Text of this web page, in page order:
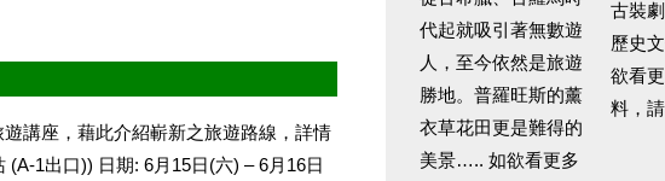
講座，藉此介紹嶄新之旅遊路線，詳情
1出口)) 日期: 6月15日(六) – 6月16日
代起就吸引著無數遊
人，至今依然是旅遊
勝地。普羅旺斯的薰
衣草花田更是難得的
美景….. 如欲看更多
古裝
歷史
欲看
料，